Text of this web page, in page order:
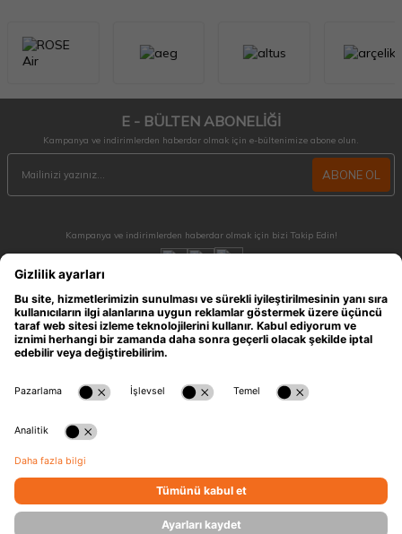
E - BÜLTEN ABONELİĞİ
Kampanya ve indirimlerden haberdar olmak için e-bültenimize abone olun.
ABONE OL
Kampanya ve indirimlerden haberdar olmak için bizi Takip Edin!
MÜŞTERİ HİZMETLERİ
Hafta içi 09:30 - 18:30 / Hafta sonu 10:00 - 17:00 arası merak ettiğiniz tüm sorular ve
siparişleriniz için ulaşabilirsiniz.
ÖNEMLİ BİLGİLER
HIZLI ERİŞİM
KATEGORİLER
İLETİŞİM